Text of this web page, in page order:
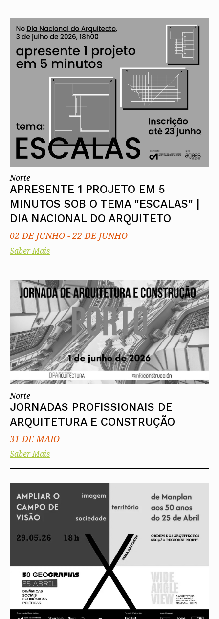
Norte
APRESENTE 1 PROJETO EM 5
MINUTOS SOB O TEMA "ESCALAS" |
DIA NACIONAL DO ARQUITETO
02 DE JUNHO -22 DE JUNHO
Saber Mais
Norte
JORNADAS PROFISSIONAIS DE
ARQUITETURA E CONSTRUÇÃO
31 DE MAIO
Saber Mais